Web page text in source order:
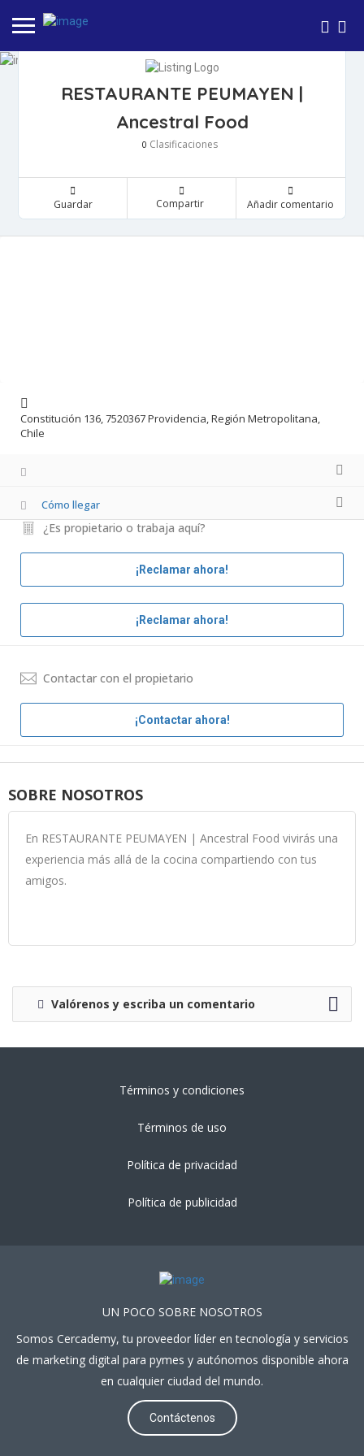
RESTAURANTE PEUMAYEN |
Ancestral Food
0 Clasificaciones
Guardar Compartir Añadir comentario
Constitución 136, 7520367 Providencia, Región Metropolitana,
Chile
Cómo llegar
¿Es propietario o trabaja aquí?
¡Reclamar ahora!
¡Reclamar ahora!
Contactar con el propietario
¡Contactar ahora!
SOBRE NOSOTROS
En RESTAURANTE PEUMAYEN | Ancestral Food vivirás una
experiencia más allá de la cocina compartiendo con tus
amigos.
Valórenos y escriba un comentario
Términos y condiciones
Términos de uso
Política de privacidad
Política de publicidad
UN POCO SOBRE NOSOTROS
Somos Cercademy, tu proveedor líder en tecnología y servicios
de marketing digital para pymes y autónomos disponible ahora
en cualquier ciudad del mundo.
Contáctenos